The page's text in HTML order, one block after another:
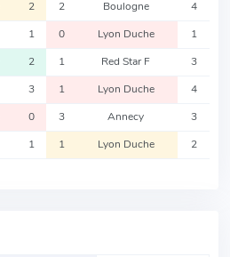
2 2 Boulogne 4
1 0 Lyon Duche 1
2 1 Red Star F 3
3 1 Lyon Duche 4
0 3 Annecy 3
1 1 Lyon Duche 2